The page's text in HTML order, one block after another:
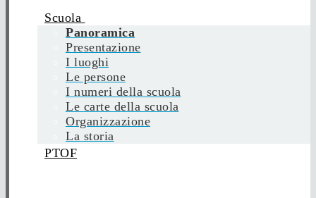
Scuola
Panoramica
Presentazione
I luoghi
Le persone
I numeri della scuola
Le carte della scuola
Organizzazione
La storia
PTOF